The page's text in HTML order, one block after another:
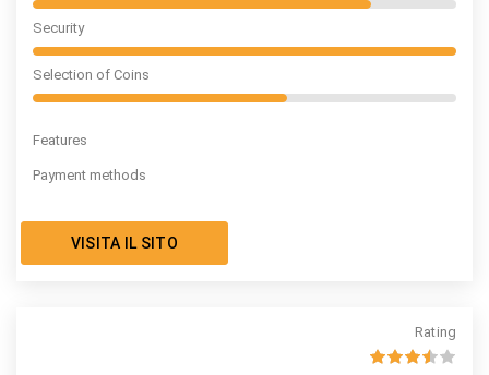
Security
Selection of Coins
Features
Payment methods
VISITA IL SITO
Rating